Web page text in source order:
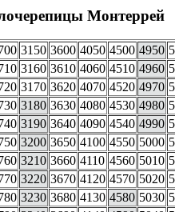
Монтеррей
3150 3600 4050 4500 4950
3160 3610 4060 4510 4960
3170 3620 4070 4520 4970
3180 3630 4080 4530 4980
3190 3640 4090 4540 4990
3200 3650 4100 4550 5000
3210 3660 4110 4560 5010
3220 3670 4120 4570 5020
3230 3680 4130 4580 5030